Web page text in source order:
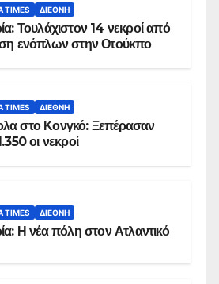
TIMES ΔΙΕΘΝΉ
Τουλάχιστον 14 νεκροί από
ενόπλων στην Οτούκπο
TIMES ΔΙΕΘΝΉ
στο Κονγκό: Ξεπέρασαν
οι νεκροί
TIMES ΔΙΕΘΝΉ
Η νέα πόλη στον Ατλαντικό